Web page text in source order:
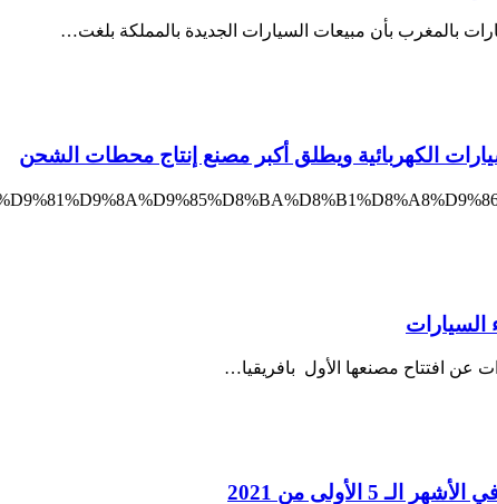
بالمغرب بأن مبيعات السيارات الجديدة بالمملكة بلغت…
الكهربائية ويطلق أكبر مصنع إنتاج محطات الشحن
السيارات
افتتاح مصنعها الأول بافريقيا…